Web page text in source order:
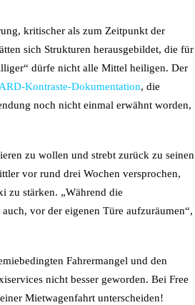
kritischer als zum Zeitpunkt der
sich Strukturen herausgebildet, die für
dürfe nicht alle Mittel heiligen. Der
ARD-Kontraste-Dokumentation, die
noch nicht einmal erwähnt worden,
zu wollen und strebt zurück zu seinen
vor rund drei Wochen versprochen,
zu stärken. „Während die
vor der eigenen Türe aufzuräumen“,
Fahrermangel und den
nicht besser geworden. Bei Free
Mietwagenfahrt unterscheiden!